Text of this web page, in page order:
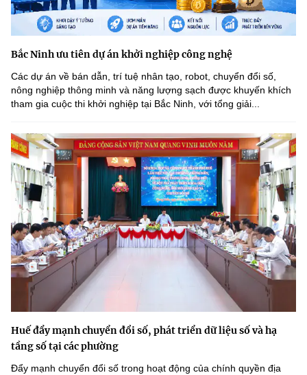
Bắc Ninh ưu tiên dự án khởi nghiệp công nghệ
Các dự án về bán dẫn, trí tuệ nhân tạo, robot, chuyển đổi số,
nông nghiệp thông minh và năng lượng sạch được khuyến khích
tham gia cuộc thi khởi nghiệp tại Bắc Ninh, với tổng giải...
Huế đẩy mạnh chuyển đổi số, phát triển dữ liệu số và hạ
tầng số tại các phường
Đẩy mạnh chuyển đổi số trong hoạt động của chính quyền địa